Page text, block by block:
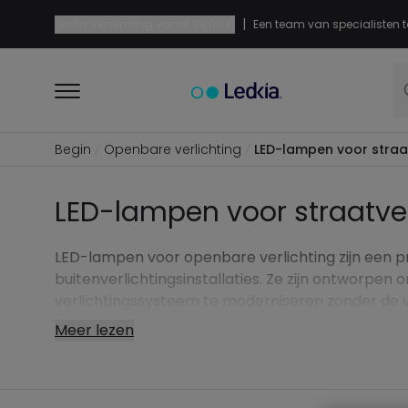
| Een team van specialisten
Begin Openbare verlichting LED-lampen voor
LED-lampen voor
LED-lampen voor openbare verlichting zijn een
buitenverlichtingsinstallaties. Ze zijn
Meer lezen